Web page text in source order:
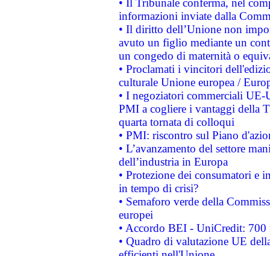
• Il Tribunale conferma, nel
informazioni inviate dalla
• Il diritto dell’Unione non
avuto un figlio mediante un
un congedo di maternità o
• Proclamati i vincitori
culturale Unione europea /
• I negoziatori commerciali UE-
PMI a cogliere i vantaggi della
quarta tornata di colloqui
• PMI: riscontro sul Piano
• L’avanzamento del settore
dell’industria in Europa
• Protezione dei consumatori e
in tempo di crisi?
• Semaforo verde della
europei
• Accordo BEI - UniCredit:
• Quadro di valutazione UE